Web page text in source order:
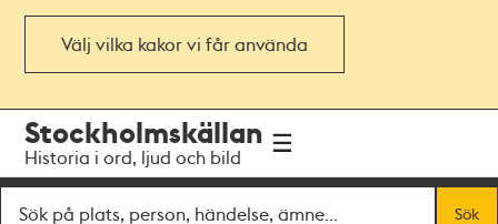
Välj vilka kakor vi får använda
navigationen
huvudinnehållet
Stockholmskällan
Historia i ord, ljud och bild
Sök